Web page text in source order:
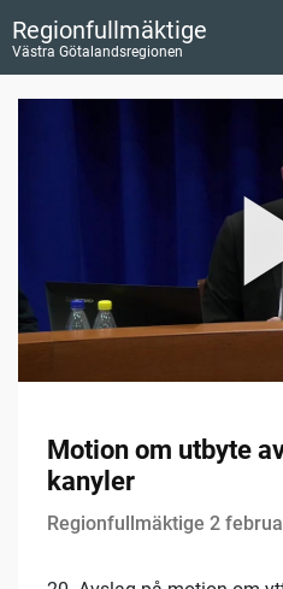
Regionfullmäktige
Västra Götalandsregionen
Motion om utbyte
kanyler
Regionfullmäktige 2